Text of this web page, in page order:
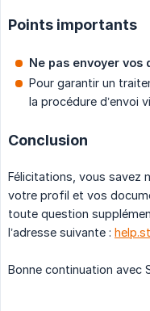
Points importants
Ne pas envoyer
Pour garantir un
la procédure d’envoi
Conclusion
Félicitations, vous savez
votre profil et vos
toute question
l’adresse suivante :
Bonne continuation avec